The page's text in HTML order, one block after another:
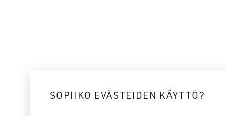
SOPIIKO EVÄSTEIDEN KÄYTTÖ?